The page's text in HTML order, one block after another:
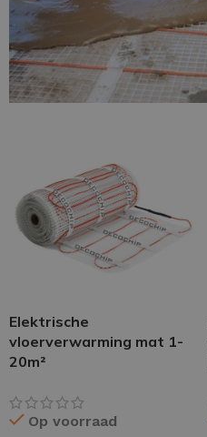
Elektrische
vloerverwarming mat 1-
20m²
Op voorraad